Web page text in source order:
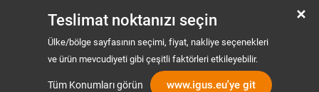
Teslimat noktanızı seçin
Ülke/bölge sayfasının seçimi, fiyat, nakliye seçenekleri
ve ürün mevcudiyeti gibi çeşitli faktörleri etkileyebilir.
Tüm Konumları görün www.igus.eu'ye git